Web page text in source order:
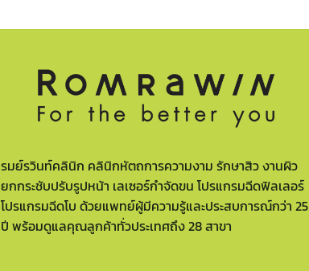
รมย์รวินท์คลินิก คลินิกหัตถการความงาม รักษาสิว งานผิว
ยกกระชับปรับรูปหน้า เลเซอร์กำจัดขน โปรแกรมฉีดฟิลเลอร์
โปรแกรมฉีดโบ ด้วยแพทย์ผู้มีความรู้และประสบการณ์กว่า 25
ปี พร้อมดูแลคุณลูกค้าทั่วประเทศถึง 28 สาขา